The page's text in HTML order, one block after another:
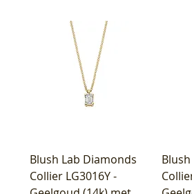
Blush Lab Diamonds
Collier LG3016Y -